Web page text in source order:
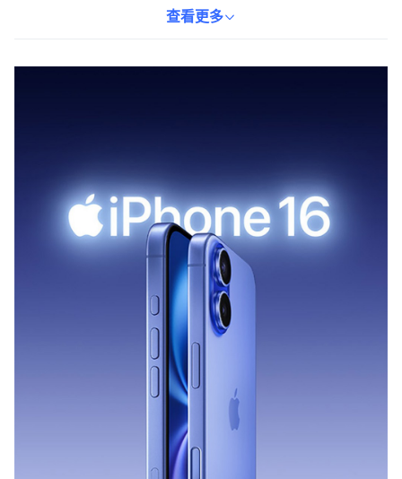
雙鏡頭系統，讓您輕鬆拍攝出色的照片與影片。內建128GB儲存空
查看更多